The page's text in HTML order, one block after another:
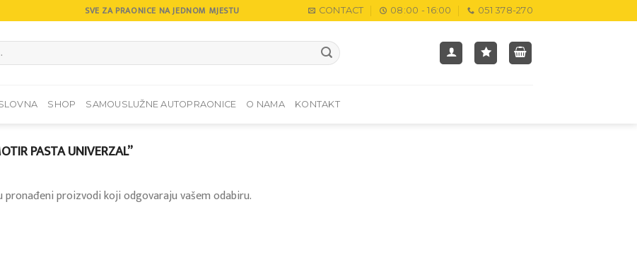
SVE ZA PRAONICE NA JEDNOM MJESTU CONTACT 08:00 - 16:00 051 378-270
SHOP SAMOUSLUŽNE AUTOPRAONICE O NAMA KONTAKT
PASTA UNIVERZAL”
pronađeni proizvodi koji odgovaraju vašem odabiru.